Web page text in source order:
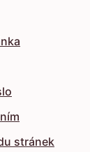
stránek